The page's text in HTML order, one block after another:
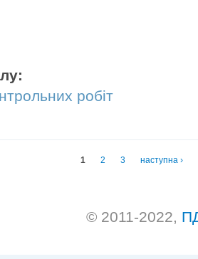
робіт
1 2 3 наступна ›
© 2011-2022,